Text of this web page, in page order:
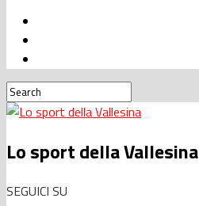
Lo sport della Vallesina
SEGUICI SU